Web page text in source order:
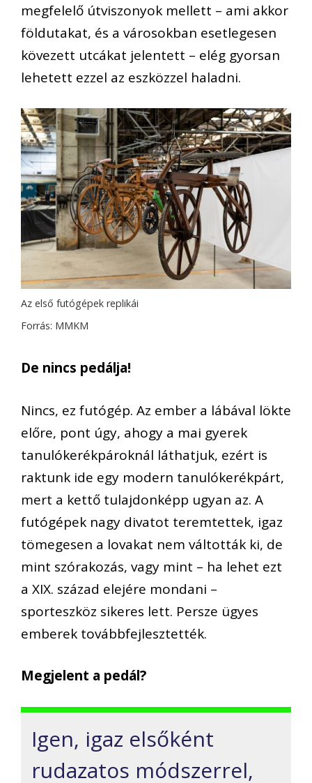
megfelelő útviszonyok mellett – ami akkor
földutakat, és a városokban esetlegesen
kövezett utcákat jelentett – elég gyorsan
lehetett ezzel az eszközzel haladni.
Az első futógépek replikái
Forrás: MMKM
De nincs pedálja!
Nincs, ez futógép. Az ember a lábával lökte
előre, pont úgy, ahogy a mai gyerek
tanulókerékpároknál láthatjuk, ezért is
raktunk ide egy modern tanulókerékpárt,
mert a kettő tulajdonképp ugyan az. A
futógépek nagy divatot teremtettek, igaz
tömegesen a lovakat nem váltották ki, de
mint szórakozás, vagy mint – ha lehet ezt
a XIX. század elejére mondani –
sporteszköz sikeres lett. Persze ügyes
emberek továbbfejlesztették.
Megjelent a pedál?
Igen, igaz elsőként
rudazatos módszerrel,